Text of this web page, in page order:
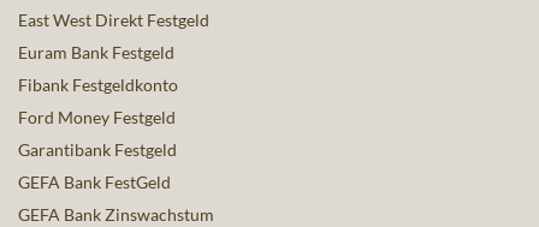
East West Direkt Festgeld
Euram Bank Festgeld
Fibank Festgeldkonto
Ford Money Festgeld
Garantibank Festgeld
GEFA Bank FestGeld
GEFA Bank Zinswachstum